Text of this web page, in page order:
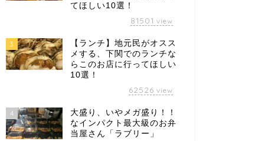
てほしい10選！
81501 view
3
【ランチ】地元民がオスス
メする、下関でのランチな
らこのお店に行ってほしい
10選！
62526 view
4
大盛り、いやメガ盛り！！
なインパクト最大級のお弁
当屋さん「ラブリー」